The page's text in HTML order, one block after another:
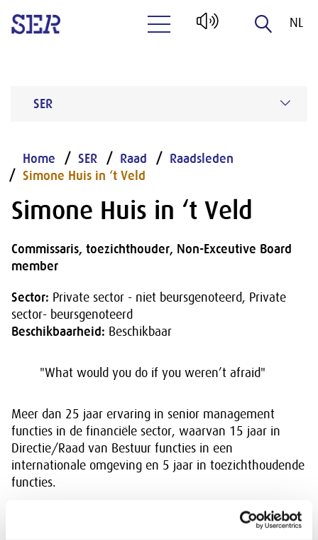
NL
SER
Home SER Raad
Raadsleden
Simone Huis in ‘t Veld
Simone Huis in ‘t Veld
Commissaris, toezichthouder, Non-Exceutive Board
member
Sector: Private sector - niet beursgenoteerd, Private
sector- beursgenoteerd
Beschikbaarheid: Beschikbaar
"What would you do if you weren’t afraid"
Meer dan 25 jaar ervaring in senior management
functies in de financiële sector, waarvan 15 jaar in
Directie/Raad van Bestuur functies in een
internationale omgeving en 5 jaar in toezichthoudende
functies.